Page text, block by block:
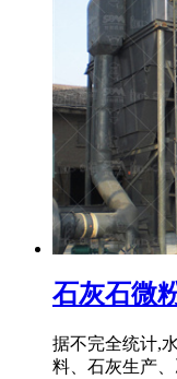
石灰石微
据不完全统计,
料、石灰生产